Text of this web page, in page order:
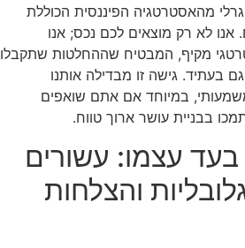
מהאסטרטגיה הפיננסית הכוללת
אנו לא רק מוצאים לכם נכס; אנו
מקיף, המבטיח שההחלטות שתקבלו
בעתיד. גישה זו מבדילה אותנו
במיוחד אם אתם שואפים
בבניית עושר ארוך טווח.
בעד עצמו: עשורים
והצלחות